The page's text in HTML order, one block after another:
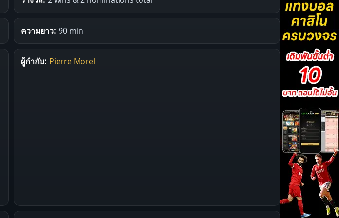
ความยาว: 90 min
ผู้กำกับ: Pierre Morel